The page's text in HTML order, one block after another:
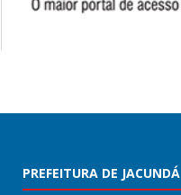
PREFEITURA DE JACUNDÁ